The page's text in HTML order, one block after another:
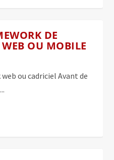
DE
OU MOBILE
ou cadriciel Avant de